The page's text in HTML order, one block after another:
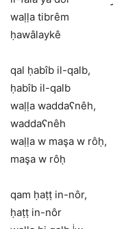
waḷḷa tibrêm
ḥawâlaykê
qal ḥabîb il-qalb,
ḥabîb il-qalb
waḷḷa waddaʕnêh,
waddaʕnêh
waḷḷa w maşa w rôḥ,
maşa w rôḥ
qam ḥaṭṭ in-nôr,
ḥaṭṭ in-nôr
i